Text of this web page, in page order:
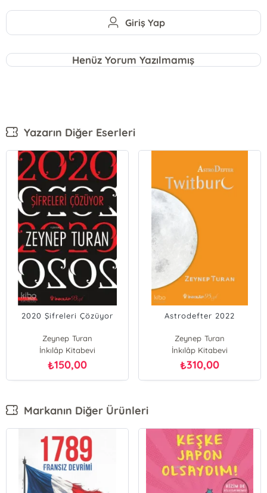
Giriş Yap
Henüz Yorum Yazılmamış
Yazarın Diğer Eserleri
2020 Şifreleri Çözüyor
Zeynep Turan
İnkılâp Kitabevi
₺150,00
Astrodefter 2022
Zeynep Turan
İnkılâp Kitabevi
₺310,00
Markanın Diğer Ürünleri